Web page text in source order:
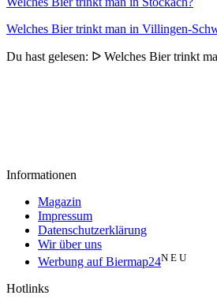
Welches Bier trinkt man in Villingen-
Du hast gelesen: ᐅ Welches Bier trinkt
Informationen
Magazin
Impressum
Datenschutzerklärung
Wir über uns
Werbung auf Biermap24N E U
Hotlinks